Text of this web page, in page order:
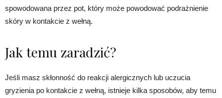
spowodowana przez pot, który może powodować podrażnienie
skóry w kontakcie z wełną.
Jak temu zaradzić?
Jeśli masz skłonność do reakcji alergicznych lub uczucia
gryzienia po kontakcie z wełną, istnieje kilka sposobów, aby temu